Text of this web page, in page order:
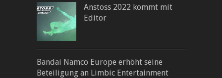
Anstoss 2022 kommt mit
Editor
Bandai Namco Europe erhöht seine
Beteiligung an Limbic Entertainment